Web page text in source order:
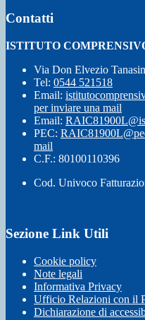
Contatti
ISTITUTO
Via Don Elvezio
Tel: 0544 521518
Email:
per inviare una mail
Email:
PEC:
mail
C.F.: 80100110396
Cod. Univoco
Sezione Link Utili
Cookie policy
Note legali
Informativa Privacy
Ufficio Relazioni con il
Dichiarazione di